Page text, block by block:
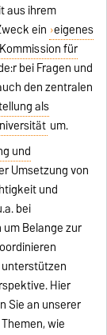
aus ihrem
ein eigenes
Kommission für
bei Fragen und
den zentralen
als
um.
und
Umsetzung von
und
bei
Belange zur
Hier
Sie an unserer
wie